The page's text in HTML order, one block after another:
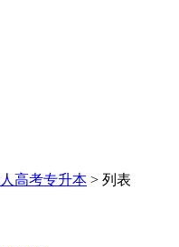
高考专升本 > 列表